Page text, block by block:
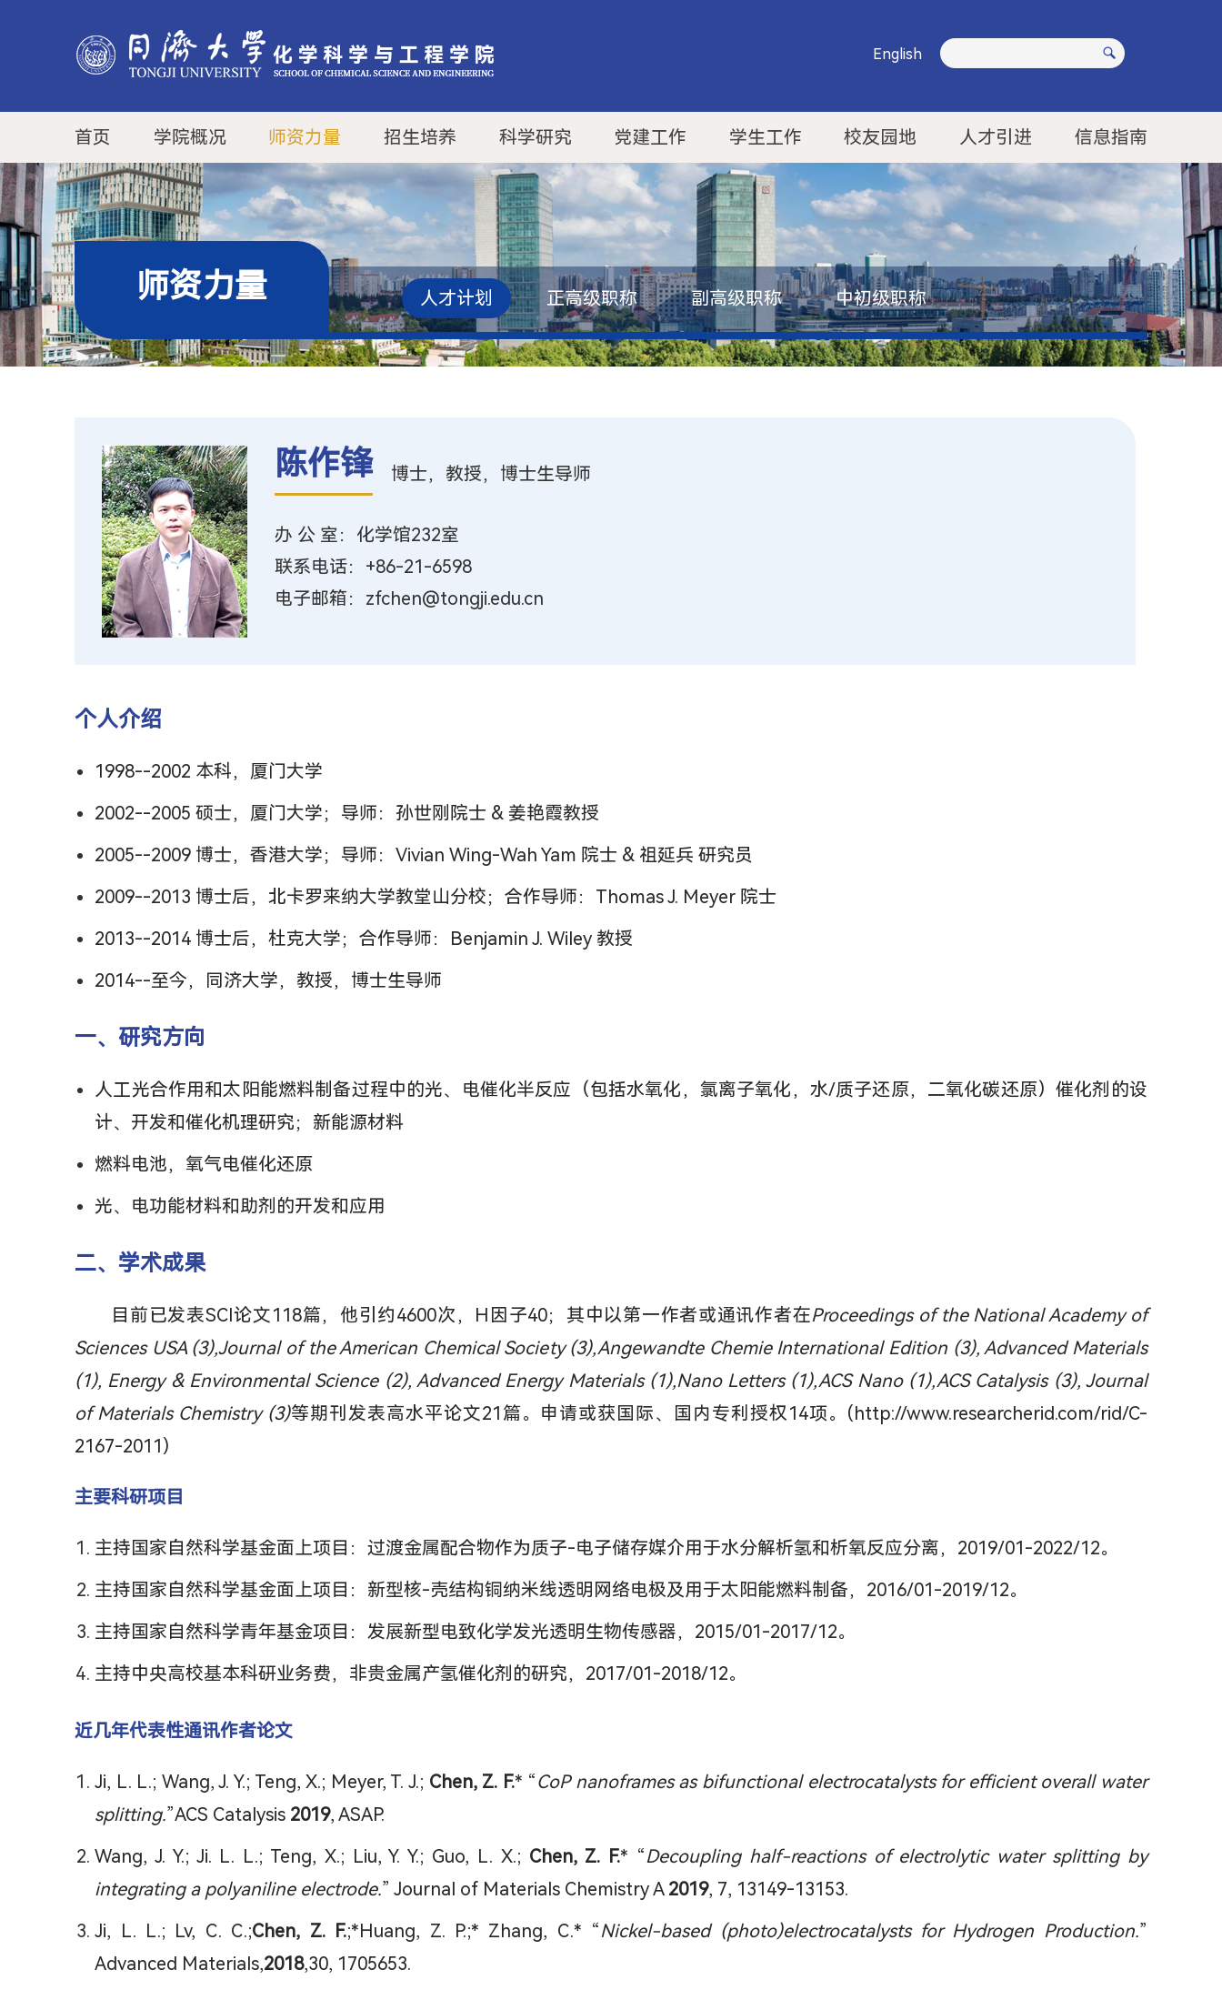
English
首页 学院概况 师资力量 招生培养 科学研究 党建工作 学生工作 校友园地 人才引进 信息指南
师资力量 人才计划 正高级职称 副高级职称 中初级职称
陈作锋 博士，教授，博士生导师
办 公 室：化学馆232室
联系电话：+86-21-6598
电子邮箱：zfchen@tongji.edu.cn
个人介绍
1998--2002 本科，厦门大学
2002--2005 硕士，厦门大学；导师：孙世刚院士 & 姜艳霞教授
2005--2009 博士，香港大学；导师：Vivian Wing-Wah Yam 院士 & 祖延兵 研究员
2009--2013 博士后，北卡罗来纳大学教堂山分校；合作导师：Thomas J. Meyer 院士
2013--2014 博士后，杜克大学；合作导师：Benjamin J. Wiley 教授
2014--至今，同济大学，教授，博士生导师
一、研究方向
人工光合作用和太阳能燃料制备过程中的光、电催化半反应（包括水氧化，氯离子氧化，水/质子还原，二氧化碳还原）催化剂的设
计、开发和催化机理研究；新能源材料
燃料电池，氧气电催化还原
光、电功能材料和助剂的开发和应用
二、学术成果
目前已发表SCI论文118篇，他引约4600次，H因子40；其中以第一作者或通讯作者在Proceedings of the National Academy of
Sciences USA (3),Journal of the American Chemical Society (3),Angewandte Chemie International Edition (3), Advanced Materials
(1), Energy & Environmental Science (2), Advanced Energy Materials (1),Nano Letters (1),ACS Nano (1),ACS Catalysis (3), Journal
of Materials Chemistry (3)等期刊发表高水平论文21篇。申请或获国际、国内专利授权14项。(http://www.researcherid.com/rid/C-
2167-2011)
主要科研项目
主持国家自然科学基金面上项目：过渡金属配合物作为质子-电子储存媒介用于水分解析氢和析氧反应分离，2019/01-2022/12。
主持国家自然科学基金面上项目：新型核-壳结构铜纳米线透明网络电极及用于太阳能燃料制备，2016/01-2019/12。
主持国家自然科学青年基金项目：发展新型电致化学发光透明生物传感器，2015/01-2017/12。
主持中央高校基本科研业务费，非贵金属产氢催化剂的研究，2017/01-2018/12。
近几年代表性通讯作者论文
Ji, L. L.; Wang, J. Y.; Teng, X.; Meyer, T. J.; Chen, Z. F.* “CoP nanoframes as bifunctional electrocatalysts for efficient overall water
splitting.”ACS Catalysis 2019, ASAP.
Wang, J. Y.; Ji. L. L.; Teng, X.; Liu, Y. Y.; Guo, L. X.; Chen, Z. F.* “Decoupling half-reactions of electrolytic water splitting by
integrating a polyaniline electrode.” Journal of Materials Chemistry A 2019, 7, 13149-13153.
Ji, L. L.; Lv, C. C.;Chen, Z. F.;*Huang, Z. P.;* Zhang, C.* “Nickel-based (photo)electrocatalysts for Hydrogen Production.”
Advanced Materials,2018,30, 1705653.